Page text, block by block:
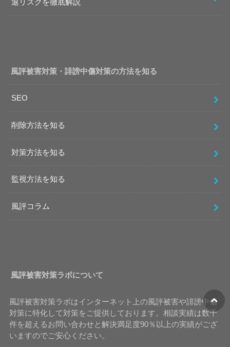
退リスクを徹底解説
風評被害対策・誹謗中傷対策の方法を知る
SEO
削除方法を知る
対策方法を知る
監視方法を知る
風評コラム
風評被害対策ラボについて
風評被害対策ラボはインターネット上の風評被害や誹謗中傷
対策に特化して対策をご提供しております。相談実績は数千
件を超えるお問い合わせと解決満足度90％以上の実績がござ
いますのでご安心ください。